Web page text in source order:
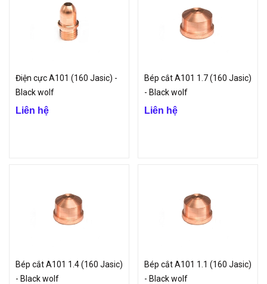
Điện cực A101 (160 Jasic) -
Black wolf
Liên hệ
Bép cắt A101 1.7 (160 Jasic)
- Black wolf
Liên hệ
Bép cắt A101 1.4 (160 Jasic)
- Black wolf
Bép cắt A101 1.1 (160 Jasic)
- Black wolf